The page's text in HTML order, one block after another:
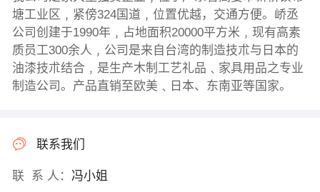
塘工业区﹐紧傍324国道﹐位置优越，交通方便。峤丞
公司创建于1990年﹐占地面积20000平方米﹐现有高素
质员工300余人﹐公司是来自台湾的制造技朮与日本的
油漆技朮结合﹐是生产木制工艺礼品﹑家具用品之专业
制造公司。产品直销至欧美﹑日本、东南亚等国家。
联系我们
联 系 人： 冯小姐